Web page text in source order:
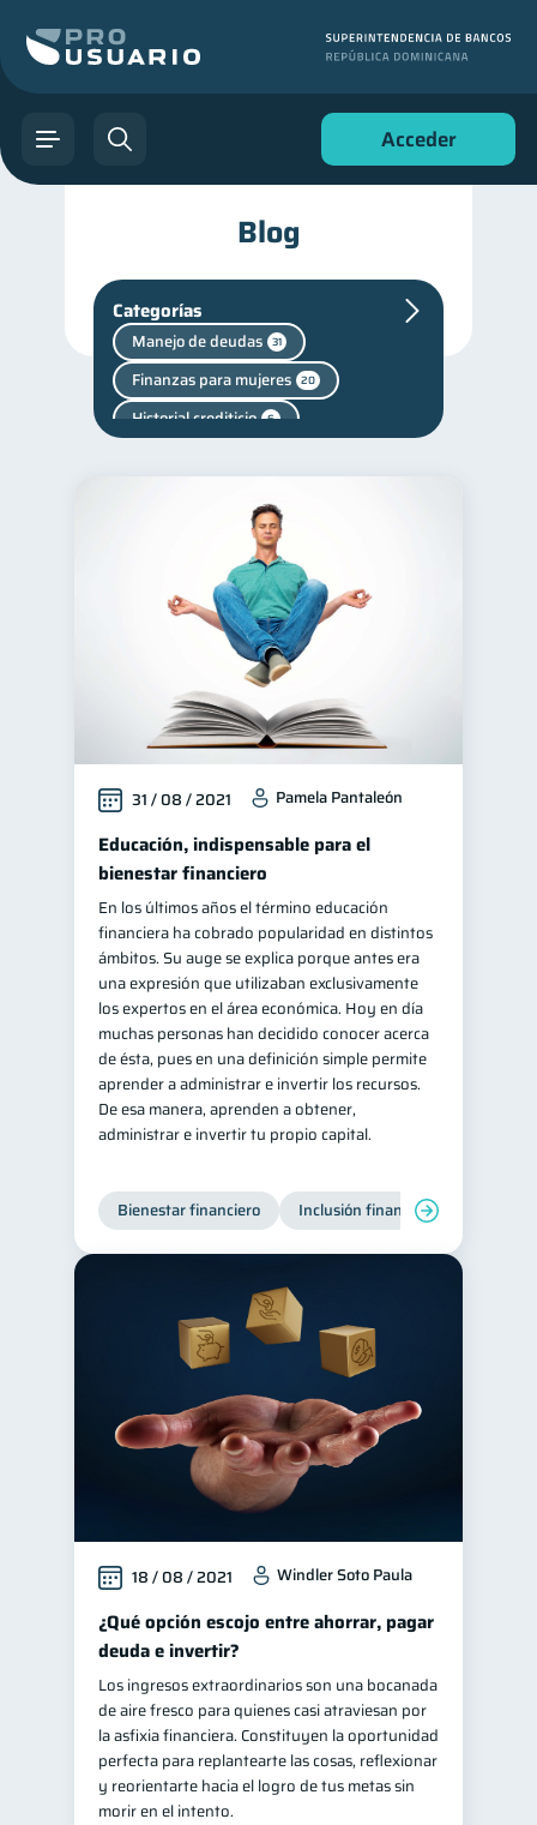
Acceder
Blog
Categorías
Manejo de deudas 31
Finanzas para mujeres 20
Historial crediticio 6
Finanzas para jóvenes
Control de deudas 30
Finanzas familiares 25
Inclusión financiera 22
Bienestar financiero
Seguridad financiera 13
Salud financiera 12
Productos financieros 11
Organización Financiera 10
Deudas 10
Entidad financiera 8
Préstamos 8 Ahorro 8
Consejos 6
Tarjeta de crédito 6
Ciberseguridad
Servicios 4
Derechos & Deberes
Superintendencia de Bancos
Vacaciones
Cuenta Abandonada 2
Inversiones
Finanzas Personales 1
Finanzas en Pareja 1
Educación Financiera 1
Información financiera 1
inversiones
Salud mental 1
Retiro 1 Doble sueldo 1
Gasto responsable
información financiera 1
31 / 08 / 2021 Pamela Pantaleón
Educación, indispensable para el
bienestar financiero
En los últimos años el término educación
financiera ha cobrado popularidad en distintos
ámbitos. Su auge se explica porque antes era
una expresión que utilizaban exclusivamente
los expertos en el área económica. Hoy en día
muchas personas han decidido conocer acerca
de ésta, pues en una definición simple permite
aprender a administrar e invertir los recursos.
De esa manera, aprenden a obtener,
administrar e invertir tu propio capital.
Bienestar financiero Inclusión financiera
18 / 08 / 2021 Windler Soto Paula
¿Qué opción escojo entre ahorrar, pagar
deuda e invertir?
Los ingresos extraordinarios son una bocanada
de aire fresco para quienes casi atraviesan por
la asfixia financiera. Constituyen la oportunidad
perfecta para replantearte las cosas, reflexionar
y reorientarte hacia el logro de tus metas sin
morir en el intento.